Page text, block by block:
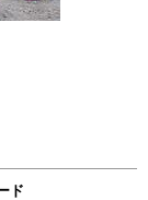
ド